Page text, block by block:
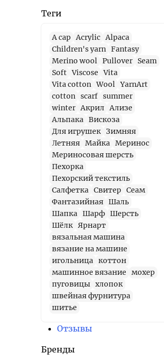
Теги
A cap Acrylic
Alpaca
Children's yarn
Fantasy
Merino wool
Pullover
Seam
Soft Viscose
Vita
Vita cotton
Wool
YarnArt
cotton
scarf summer
winter
Акрил
Ализе
Альпака
Вискоза
Для игрушек
Зимняя
Летняя Майка
Меринос
Мериносовая шерсть
Пехорка
Пехорский текстиль
Салфетка
Свитер Сеам
Фантазийная Шаль
Шапка
Шарф Шерсть
Шёлк
Ярнарт
вязальная машина
вязание на машине
игольница
коттон
машинное вязание
мохер
пуговицы хлопок
швейная фурнитура
шитье
Отзывы
Бренды